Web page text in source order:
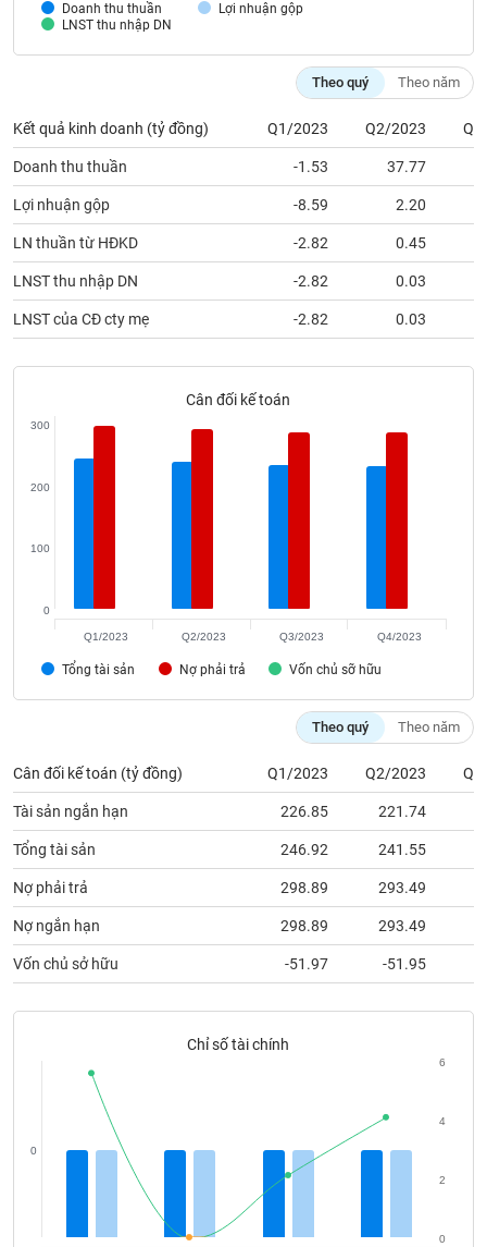
Doanh thu thuần
Lợi nhuận gộp
LNST thu nhập DN
Theo quý Theo năm
Kết quả kinh doanh (tỷ đồng) Q1/2023 Q2/2023
Doanh thu thuần -1.53 37.77
Lợi nhuận gộp -8.59 2.20
LN thuần từ HĐKD -2.82 0.45
LNST thu nhập DN -2.82 0.03
LNST của CĐ cty mẹ -2.82 0.03
Cân đối kế toán
Tổng tài sản Nợ phải trả Vốn chủ sỡ hữu
0
100
200
300
Q1/2023 Q2/2023 Q3/2023 Q4/2023
Theo quý Theo năm
Cân đối kế toán (tỷ đồng) Q1/2023 Q2/2023
Tài sản ngắn hạn 226.85 221.74
Tổng tài sản 246.92 241.55
Nợ phải trả 298.89 293.49
Nợ ngắn hạn 298.89 293.49
Vốn chủ sở hữu -51.97 -51.95
Chỉ số tài chính
0
0
2
4
6
của
tác
Báo
cáo
phân
tích
(-)
Thuật
ngữ
(-)
Đào
Sách
cụ
tư
Truyền
thông
tài